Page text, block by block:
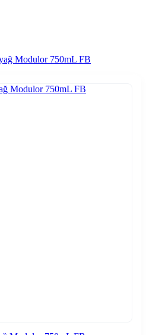
Modulor 750mL FB